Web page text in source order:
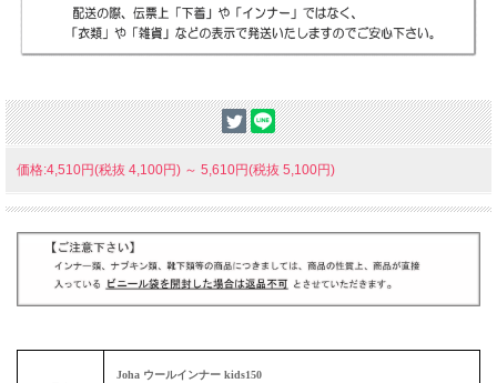
価格:4,510円(税抜 4,100円) ～ 5,610円(税抜 5,100円)
Joha ウールインナー kids150